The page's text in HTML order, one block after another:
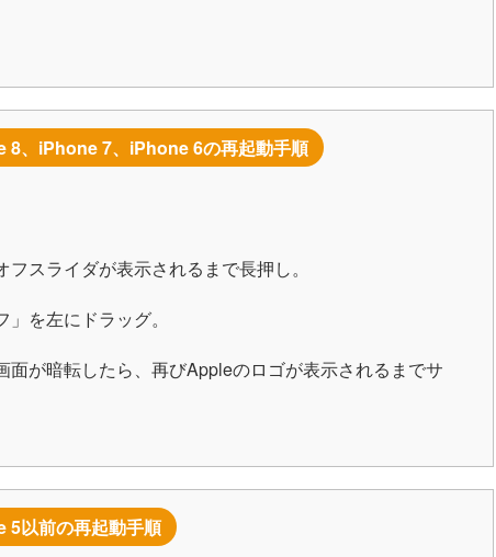
8、iPhone 7、iPhone 6の再起動手順
スライダが表示されるまで長押し。
」を左にドラッグ。
面が暗転したら、再びAppleのロゴが表示されるまでサ
5以前の再起動手順